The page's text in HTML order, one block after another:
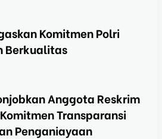
Komitmen Polri
Berkualitas
Anggota Reskrim
Transparansi
Penganiayaan